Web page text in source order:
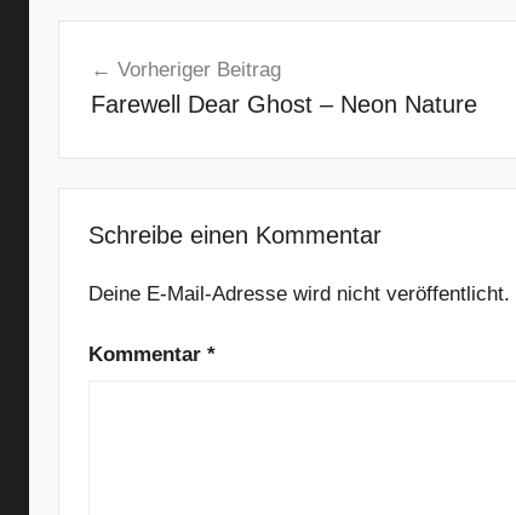
e
t
v
R
Vorheriger Beitrag
Farewell Dear Ghost – Neon Nature
Schreibe einen Kommentar
Deine E-Mail-Adresse wird nicht veröffentlicht.
Kommentar *